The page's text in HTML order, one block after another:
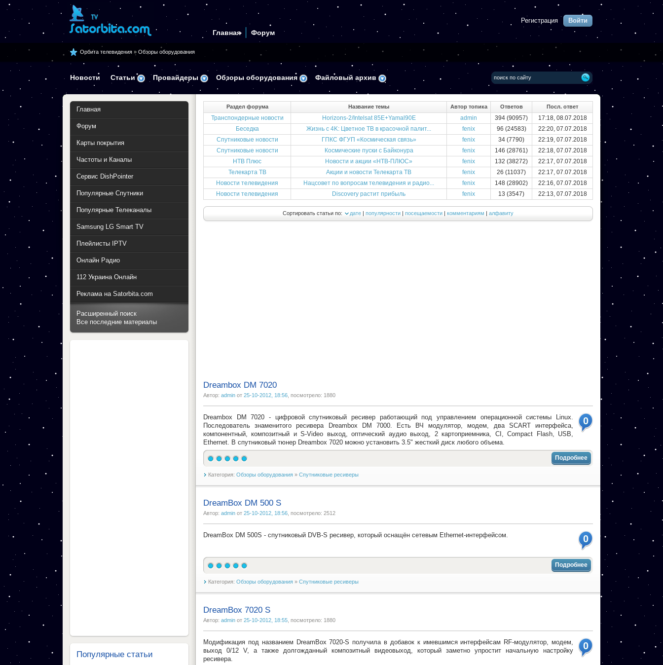
Регистрация Войти
Главная Форум
Орбита телевидения » Обзоры оборудования
Новости Статьи Провайдеры Обзоры оборудования Файловый архив
Раздел форума Название темы Автор топика Ответов Посл. ответ
Транспондерные новости Horizons-2/Intelsat 85Е+Yamal90Е admin 394 (90957)
17:18, 08.07.2018
Беседка
Жизнь с 4K: Цветное ТВ в красочной палит... fenix 96 (24583)
22:20, 07.07.2018
Спутниковые новости
ГПКС ФГУП «Космическая связь» fenix 34 (7790)
22:19, 07.07.2018
Спутниковые новости
Космические пуски с Байконура fenix 146 (28761)
22:18, 07.07.2018
НТВ Плюс
Новости и акции «НТВ-ПЛЮС» fenix 132 (38272)
22:17, 07.07.2018
Телекарта ТВ
Акции и новости Телекарта ТВ fenix 26 (11037)
22:17, 07.07.2018
Новости телевидения
Нацсовет по вопросам телевидения и радио... fenix 148 (28902)
22:16, 07.07.2018
Новости телевидения
Discovery растит прибыль fenix 13 (3547) 22:13, 07.07.2018
Сортировать статьи по: дате | популярности | посещаемости | комментариям | алфавиту
Dreambox DM 7020
Автор: admin от 25-10-2012, 18:56 , посмотрело: 1880
0
Dreambox DM 7020 - цифровой спутниковый ресивер работающий под управлением операционной системы Linux.
Последователь знаменитого ресивера Dreambox DM 7000. Есть ВЧ модулятор, модем, два SCART интерфейса,
компонентный, композитный и S-Video выход, оптический аудио выход, 2 картоприемника, CI, Compact Flash, USB,
Ethernet. В спутниковый тюнер Dreambox 7020 можно установить 3.5" жесткий диск любого объема.
Подробнее
Категория: Обзоры оборудования » Спутниковые ресиверы
DreamBox DM 500 S
Автор: admin от 25-10-2012, 18:56 , посмотрело: 2512
0
DreamBox DM 500S - спутниковый DVB-S ресивер, который оснащён сетевым Ethernet-интерфейсом.
Подробнее
Категория: Обзоры оборудования » Спутниковые ресиверы
DreamBox 7020 S
Автор: admin от 25-10-2012, 18:55 , посмотрело: 1880
0
Модификация под названием DreamBox 7020-S получила в добавок к имевшимся интерфейсам RF-модулятор, модем,
выход 0/12 V, а также долгожданный композитный видеовыход, который заметно упростит начальную настройку
ресивера.
Главная
Форум
Карты покрытия
Частоты и Каналы
Сервис DishPointer
Популярные Спутники
Популярные Телеканалы
Samsung LG Smart TV
Плейлисты IPTV
Онлайн Радио
112 Украина Онлайн
Реклама на Satorbita.com
Расширенный поиск
Все последние материалы
Популярные статьи